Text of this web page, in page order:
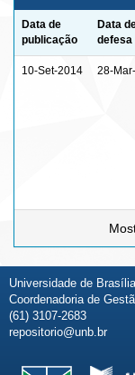
Data de
publicação
Data
defesa
10-Set-2014 28-
Universidade de
Coordenadoria de
(61) 3107-2683
repositorio@unb.br